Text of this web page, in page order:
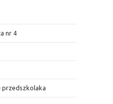
nr 4
przedszkolaka